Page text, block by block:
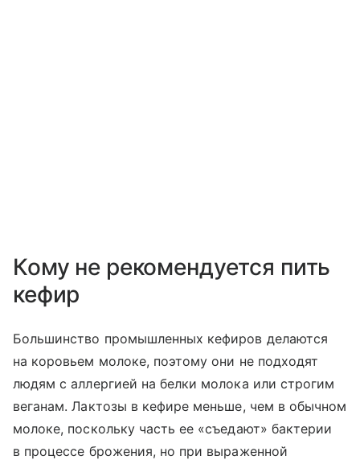
Кому не рекомендуется пить
кефир
Большинство промышленных кефиров делаются
на коровьем молоке, поэтому они не подходят
людям с аллергией на белки молока или строгим
веганам. Лактозы в кефире меньше, чем в обычном
молоке, поскольку часть ее «съедают» бактерии
в процессе брожения, но при выраженной